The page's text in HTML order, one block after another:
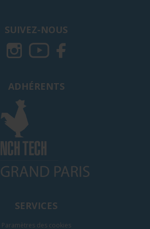
SUIVEZ-NOUS
ADHÉRENTS
SERVICES
Paramètres des cookies